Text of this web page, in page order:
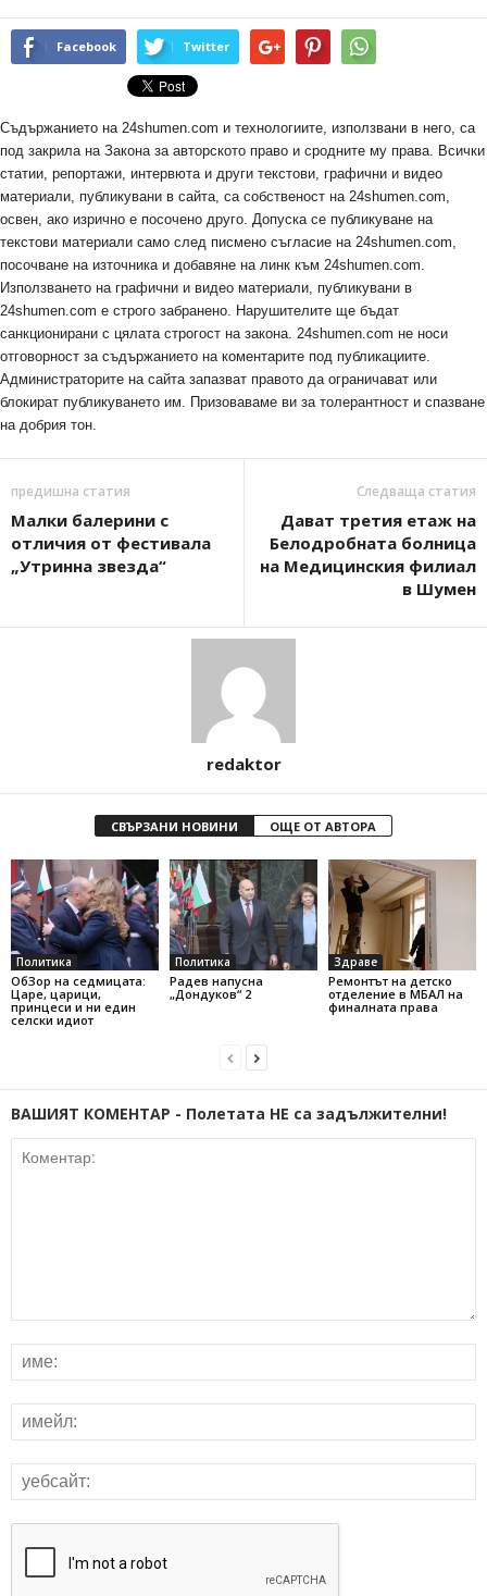
Facebook Twitter
Съдържанието на 24shumen.com и технологиите, използвани в него, са
под закрила на Закона за авторското право и сродните му права. Всички
статии, репортажи, интервюта и други текстови, графични и видео
материали, публикувани в сайта, са собственост на 24shumen.com,
освен, ако изрично е посочено друго. Допуска се публикуване на
текстови материали само след писмено съгласие на 24shumen.com,
посочване на източника и добавяне на линк към 24shumen.com.
Използването на графични и видео материали, публикувани в
24shumen.com е строго забранено. Нарушителите ще бъдат
санкционирани с цялата строгост на закона. 24shumen.com не носи
отговорност за съдържанието на коментарите под публикациите.
Администраторите на сайта запазват правото да ограничават или
блокират публикуването им. Призоваваме ви за толерантност и спазване
на добрия тон.
предишна статия
Малки балерини с
отличия от фестивала
„Утринна звезда“
Следваща статия
Дават третия етаж на
Белодробната болница
на Медицинския филиал
в Шумен
redaktor
СВЪРЗАНИ НОВИНИ ОЩЕ ОТ АВТОРА
Политика
ОбЗор на седмицата:
Царе, царици,
принцеси и ни един
селски идиот
Политика
Радев напусна
„Дондуков“ 2
Здраве
Ремонтът на детско
отделение в МБАЛ на
финалната права
ВАШИЯТ КОМЕНТАР - Полетата НЕ са задължителни!